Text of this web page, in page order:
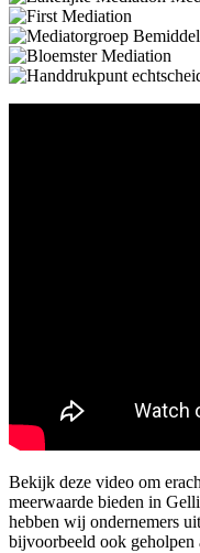
Bekijk deze video om
meerwaarde bieden in
hebben wij ondernemers
bijvoorbeeld ook geholpen